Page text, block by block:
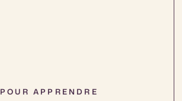
POUR APPRENDRE